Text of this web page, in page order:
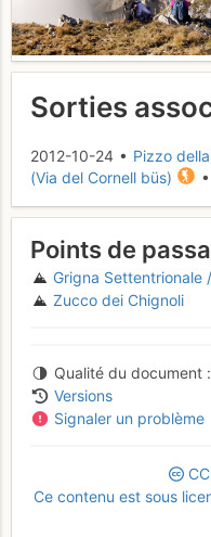
Sorties
2012-10-24 • Pizzo
(Via del Cornell büs)
Points de
Grigna Settentrionale
Zucco dei Chignoli
Qualité du document
Versions
Signaler un problème
CC
Ce contenu est sous